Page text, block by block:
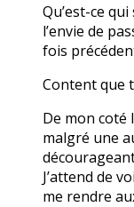
Qu’est-ce
l’envie de
fois
Content que
De mon coté
malgré une
J’attend de
me rendre